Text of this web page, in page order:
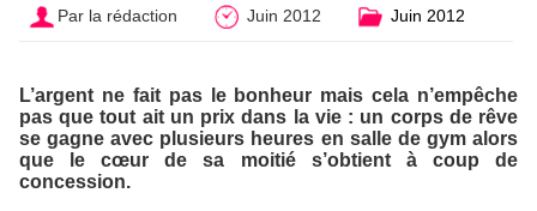
Par la rédaction Juin 2012 Juin 2012
L’argent ne fait pas le bonheur mais cela n’empêche
pas que tout ait un prix dans la vie : un corps de rêve
se gagne avec plusieurs heures en salle de gym alors
que le cœur de sa moitié s’obtient à coup de
concession.